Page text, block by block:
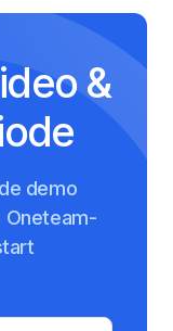
&
demo
Oneteam-